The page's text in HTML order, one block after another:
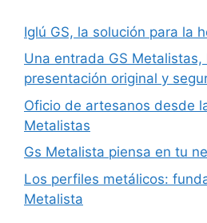
Iglú GS, la solución para la
Una entrada GS
presentación original y
Oficio de artesanos desde
Metalistas
Gs Metalista piensa en tu
Los perfiles metálicos:
Metalista